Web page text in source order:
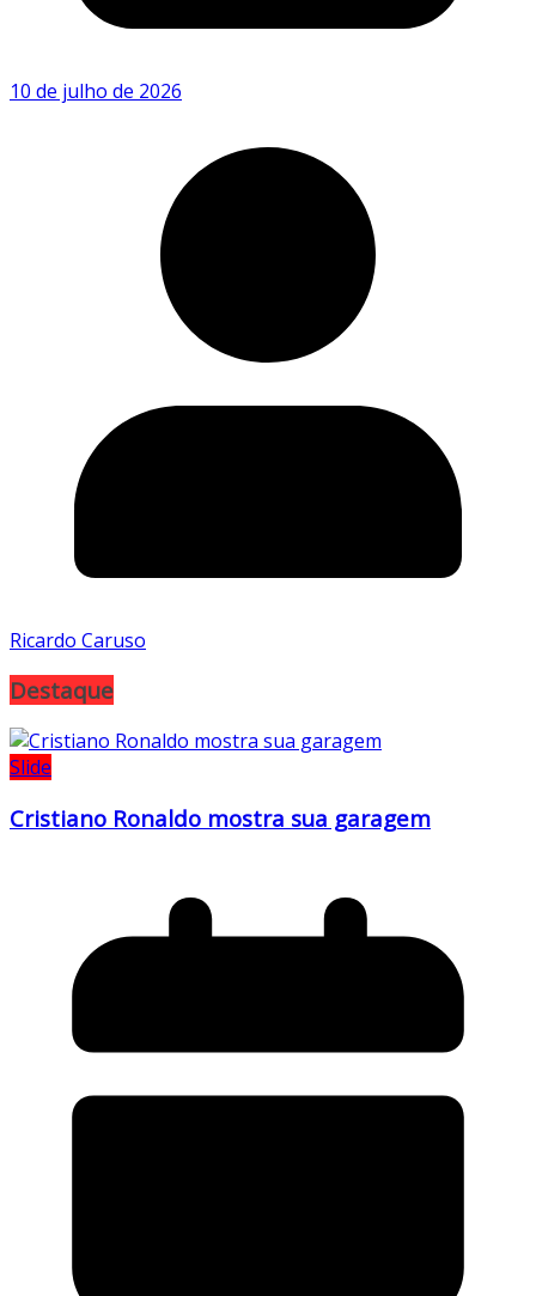
10 de julho de 2026
Ricardo Caruso
Destaque
Slide
Cristiano Ronaldo mostra sua garagem